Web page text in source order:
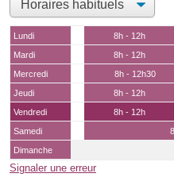
Lundi
8h - 12h
Mardi
8h - 12h
Mercredi
8h - 12h30
Jeudi
8h - 12h
Vendredi
8h - 12h
Samedi
Dimanche
Signaler une erreur